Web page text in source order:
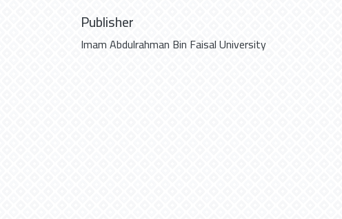
Publisher
Imam Abdulrahman Bin Faisal University